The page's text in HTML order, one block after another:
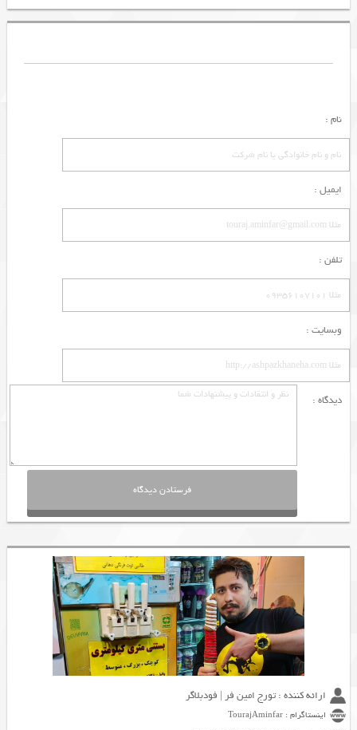
نام :
ایمیل :
تلفن :
وبسایت :
دیدگاه :
ارائه کننده : تورج امین فر | فودبلاگر
اینستاگرام : TourajAminfar